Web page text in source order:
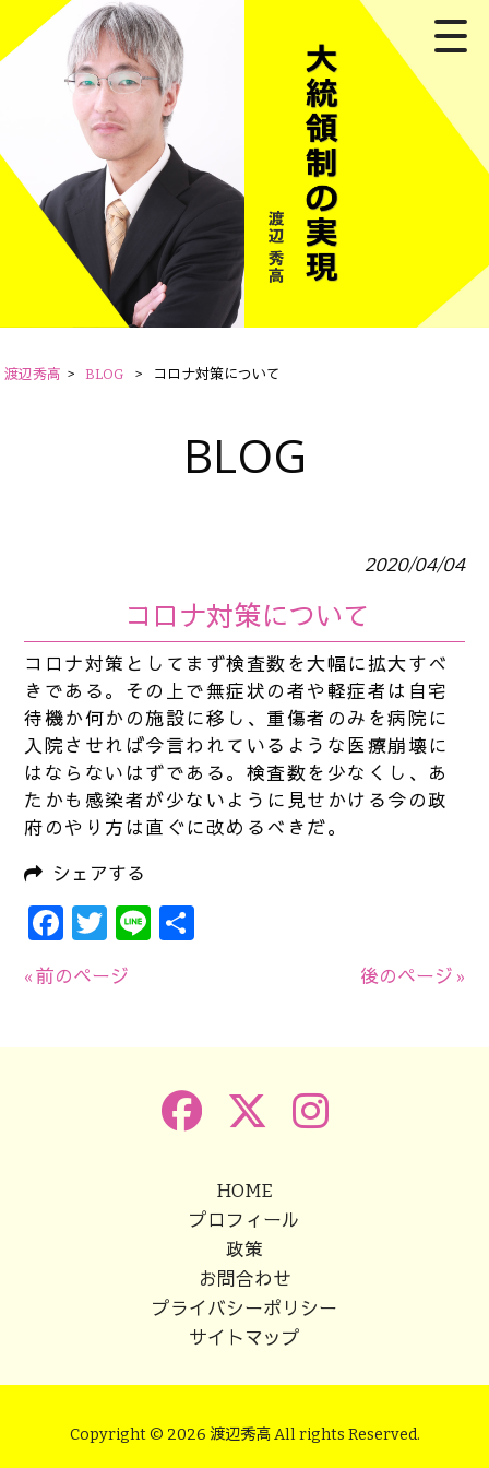
渡辺秀高 > BLOG > コロナ対策について
BLOG
2020/04/04
コロナ対策について
コロナ対策としてまず検査数を大幅に拡大すべ
きである。その上で無症状の者や軽症者は自宅
待機か何かの施設に移し、重傷者のみを病院に
入院させれば今言われているような医療崩壊に
はならないはずである。検査数を少なくし、あ
たかも感染者が少ないように見せかける今の政
府のやり方は直ぐに改めるべきだ。
シェアする
Facebook
Twitter
Line
« 前のページ 後のページ »
HOME
プロフィール
政策
お問合わせ
プライバシーポリシー
サイトマップ
Copyright © 2026 渡辺秀高 All rights Reserved.